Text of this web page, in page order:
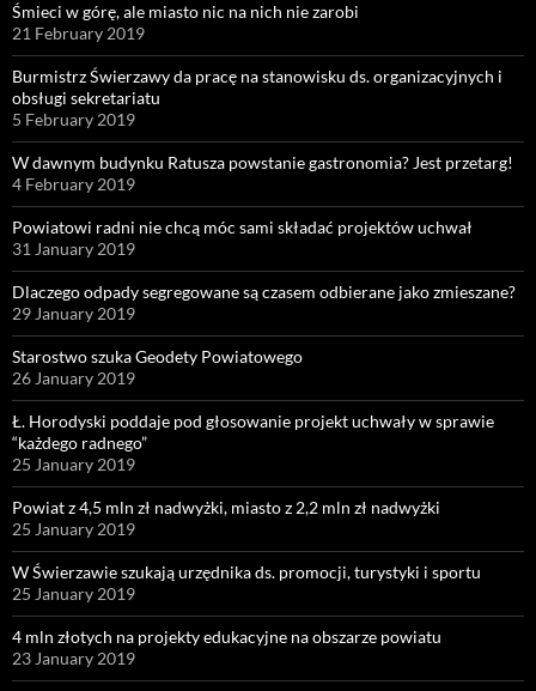
Śmieci w górę, ale miasto nic na nich nie zarobi
21 February 2019
Burmistrz Świerzawy da pracę na stanowisku ds. organizacyjnych i
obsługi sekretariatu
5 February 2019
W dawnym budynku Ratusza powstanie gastronomia? Jest przetarg!
4 February 2019
Powiatowi radni nie chcą móc sami składać projektów uchwał
31 January 2019
Dlaczego odpady segregowane są czasem odbierane jako zmieszane?
29 January 2019
Starostwo szuka Geodety Powiatowego
26 January 2019
Ł. Horodyski poddaje pod głosowanie projekt uchwały w sprawie
“każdego radnego”
25 January 2019
Powiat z 4,5 mln zł nadwyżki, miasto z 2,2 mln zł nadwyżki
25 January 2019
W Świerzawie szukają urzędnika ds. promocji, turystyki i sportu
25 January 2019
4 mln złotych na projekty edukacyjne na obszarze powiatu
23 January 2019